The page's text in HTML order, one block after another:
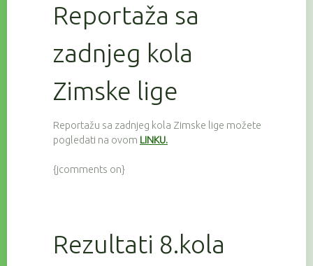
Reportaža sa
zadnjeg kola
Zimske lige
Reportažu sa zadnjeg kola Zimske lige možete
pogledati na ovom LINKU.
{jcomments on}
Rezultati 8.kola